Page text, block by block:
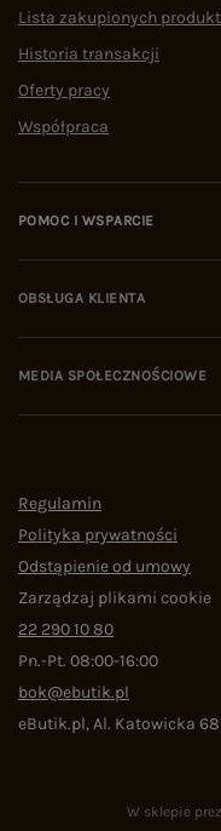
Lista zakupionych
Historia transakcji
Oferty pracy
Współpraca
POMOC I WSPARCIE
OBSŁUGA KLIENTA
MEDIA SPOŁECZNOŚCIOWE
Regulamin
Polityka prywatności
Odstąpienie od umowy
Zarządzaj plikami cookie
22 290 10 80
Pn.-Pt. 08:00-16:00
bok@ebutik.pl
eButik.pl,Al. Katowicka 68
W sklepie